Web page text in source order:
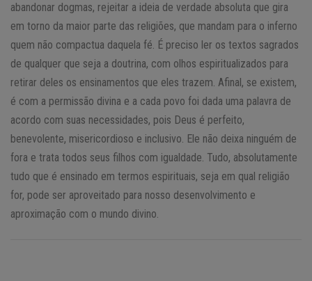
abandonar dogmas, rejeitar a ideia de verdade absoluta que gira
em torno da maior parte das religiões, que mandam para o inferno
quem não compactua daquela fé. É preciso ler os textos sagrados
de qualquer que seja a doutrina, com olhos espiritualizados para
retirar deles os ensinamentos que eles trazem. Afinal, se existem,
é com a permissão divina e a cada povo foi dada uma palavra de
acordo com suas necessidades, pois Deus é perfeito,
benevolente, misericordioso e inclusivo. Ele não deixa ninguém de
fora e trata todos seus filhos com igualdade. Tudo, absolutamente
tudo que é ensinado em termos espirituais, seja em qual religião
for, pode ser aproveitado para nosso desenvolvimento e
aproximação com o mundo divino.